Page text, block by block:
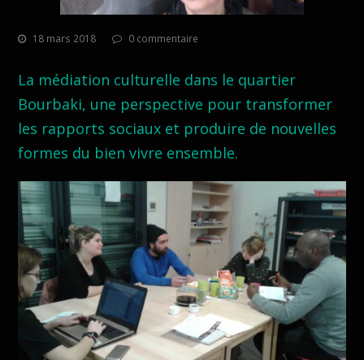
18 mars 2018 0 commentaire
La médiation culturelle dans le quartier
Bourbaki, une perspective pour transformer
les rapports sociaux et produire de nouvelles
formes du bien vivre ensemble.